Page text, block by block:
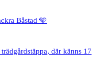
Båstad 🩵
där känns 17